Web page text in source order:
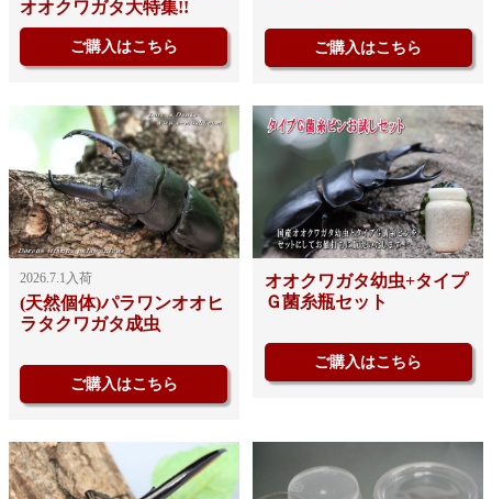
オオクワガタ大特集!!
ご購入はこちら ご購入はこちら
2026.7.1入荷
(天然個体)パラワンオオヒ
ラタクワガタ成虫
ご購入はこちら
オオクワガタ幼虫+タイプ
Ｇ菌糸瓶セット
ご購入はこちら